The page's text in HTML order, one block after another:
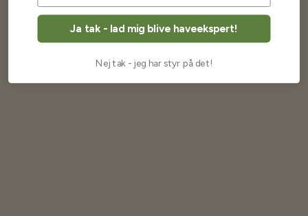
Returnering og fortrydelse
Ja tak - lad mig blive haveekspert!
Nej tak - jeg har styr på det!